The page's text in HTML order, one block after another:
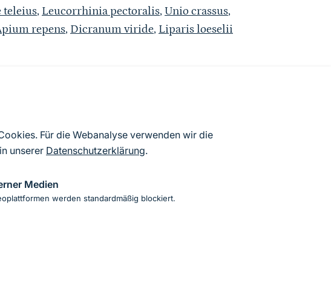
Für die Webanalyse verwenden wir die
unserer Datenschutzerklärung.
Medien
werden standardmäßig blockiert.
teleius, Leucorrhinia pectoralis, Unio crassus,
repens, Dicranum viride, Liparis loeselii
Standarddatenbögen Deutschlands (Stand:
die zur Veröffentlichung freigegebenen